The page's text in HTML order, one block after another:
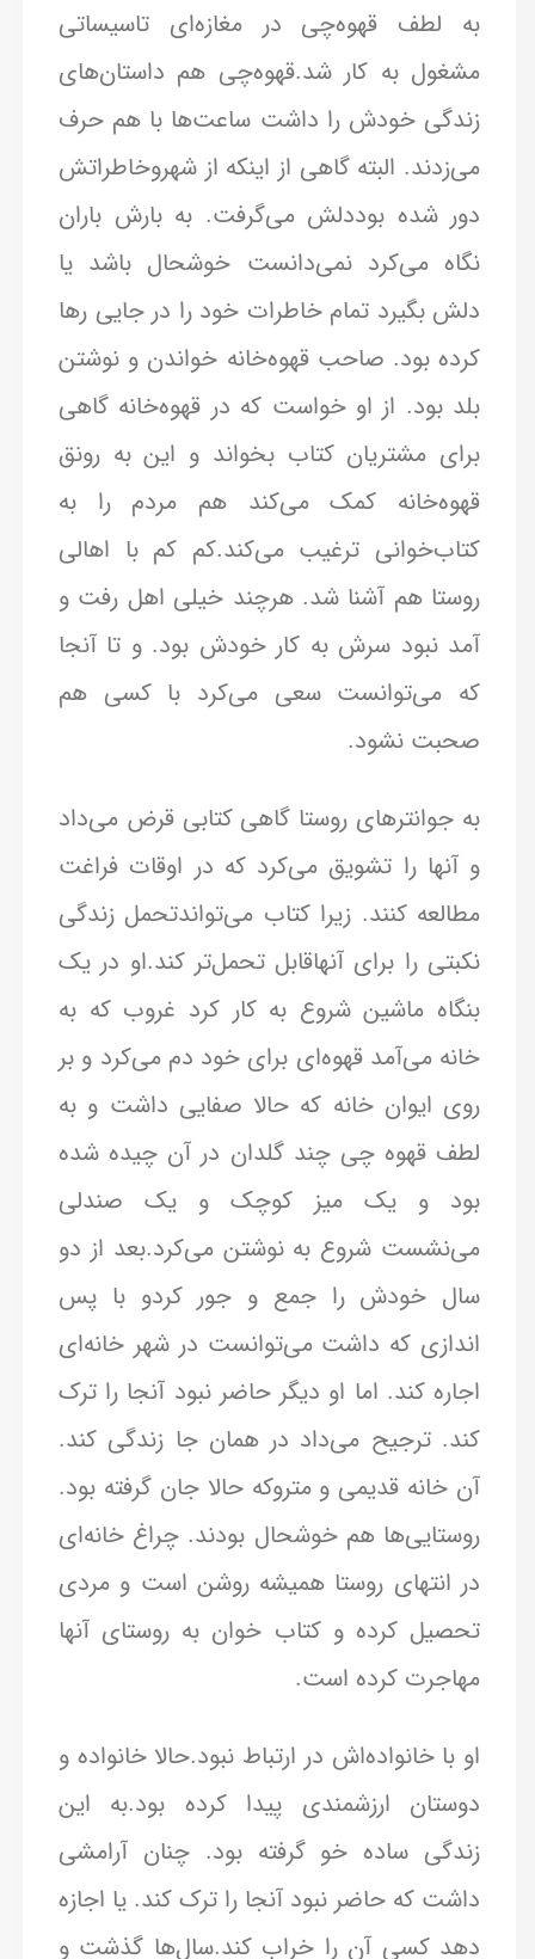
به لطف قهوه‌چی در مغازه‌ای تاسیساتی
مشغول به کار شد.قهوه‌چی هم داستان‌های
زندگی خودش را داشت ساعت‌ها با هم حرف
می‌زدند. البته گاهی از اینکه از شهروخاطراتش
دور شده بوددلش می‌گرفت. به بارش باران
نگاه می‌کرد نمی‌دانست خوشحال باشد یا
دلش بگیرد تمام خاطرات خود را در جایی رها
کرده بود. صاحب قهوه‌خانه خواندن و نوشتن
بلد بود. از او خواست که در قهوه‌خانه گاهی
برای مشتریان کتاب بخواند و این به رونق
قهوه‌خانه کمک می‌کند هم مردم را به
کتاب‌خوانی ترغیب می‌کند.کم کم با اهالی
روستا هم آشنا شد. هرچند خیلی اهل رفت و
آمد نبود سرش به کار خودش بود. و تا آنجا
که می‌توانست سعی می‌کرد با کسی هم
صحبت نشود.
به جوانترهای روستا گاهی کتابی قرض می‌داد
و آنها را تشویق می‌کرد که در اوقات فراغت
مطالعه کنند. زیرا کتاب می‌تواندتحمل زندگی
نکبتی را برای آنهاقابل تحمل‌تر کند.او در یک
بنگاه ماشین شروع به کار کرد غروب که به
خانه می‌آمد قهوه‌ای برای خود دم می‌کرد و بر
روی ایوان خانه که حالا صفایی داشت و به
لطف قهوه چی چند گلدان در آن چیده شده
بود و یک میز کوچک و یک صندلی
می‌نشست شروع به نوشتن می‌کرد.بعد از دو
سال خودش را جمع و جور کردو با پس
اندازی که داشت می‌توانست در شهر خانه‌ای
اجاره کند. اما او دیگر حاضر نبود آنجا را ترک
کند. ترجیح می‌داد در همان جا زندگی کند.
آن خانه قدیمی و متروکه حالا جان گرفته بود.
روستایی‌ها هم خوشحال بودند. چراغ خانه‌ای
در انتهای روستا همیشه روشن است و مردی
تحصیل کرده و کتاب خوان به روستای آنها
مهاجرت کرده است.
او با خانواده‌اش در ارتباط نبود.حالا خانواده و
دوستان ارزشمندی پیدا کرده بود.به این
زندگی ساده خو گرفته بود. چنان آرامشی
داشت که حاضر نبود آنجا را ترک کند. یا اجازه
دهد کسی آن را خراب کند.سال‌ها گذشت و